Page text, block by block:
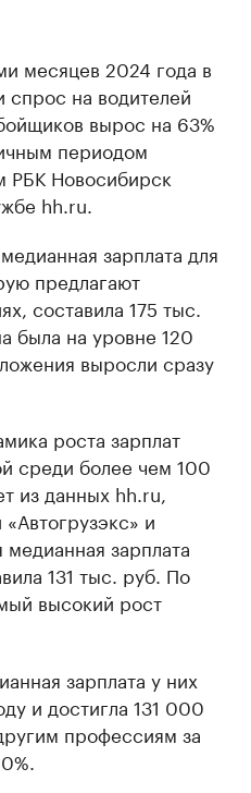
месяцев 2024 года в
спрос на водителей
вырос на 63%
периодом
РБК Новосибирск
hh.ru.
зарплата для
предлагают
составила 175 тыс.
была на уровне 120
выросли сразу
роста зарплат
среди более чем 100
из данных hh.ru,
и
зарплата
131 тыс. руб. По
высокий рост
зарплата у них
и достигла 131 000
профессиям за